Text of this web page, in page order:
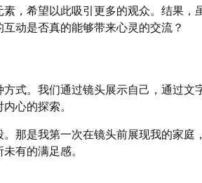
，希望以此吸引更多的观众。结果，
动是否真的能够带来心灵的交流？
式。我们通过镜头展示自己，通过文
心的探索。
那是我第一次在镜头前展现我的家庭
有的满足感。